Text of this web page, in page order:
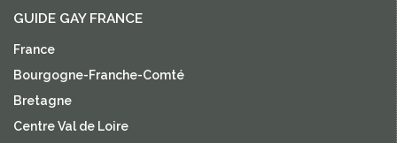
GUIDE GAY FRANCE
France
Bourgogne-Franche-Comté
Bretagne
Centre Val de Loire